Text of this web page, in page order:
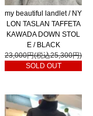
my beautiful landlet / NY
LON TASLAN TAFFETA
KAWADA DOWN STOL
E / BLACK
23,000円(税込25,300円)
SOLD OUT